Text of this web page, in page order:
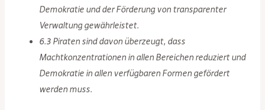
Demokratie und der Förderung von transparenter
Verwaltung gewährleistet.
6.3 Piraten sind davon überzeugt, dass
Machtkonzentrationen in allen Bereichen reduziert und
Demokratie in allen verfügbaren Formen gefördert
werden muss.